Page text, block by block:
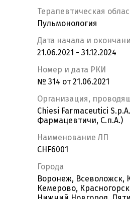
Терапевтическая
Пульмонология
Дата начала и
21.06.2021 - 31.12.2024
Номер и дата РКИ
№ 314 от 21.06.2021
Организация,
Chiesi Farmaceutici
Фармацевтичи, С.п.А.)
Наименование ЛП
CHF6001
Города
Воронеж, Всеволожск,
Кемерово,